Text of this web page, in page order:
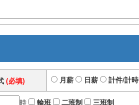
(必填) 月薪 日薪 計件/計時
時 輪班 二班制 三班制